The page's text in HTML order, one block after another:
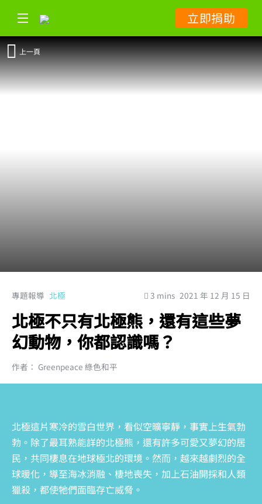
立即捐助
上一頁
專題報導 北極 3 mins 2021 年 12 月 15 日
北極不只有北極熊，還有這些夢
幻動物，你都認識嗎？
作者： Greenpeace 綠色和平
北極這片寒冷的雪白世界，看似空曠寧靜，事實上生氣勃
勃。除了最耳熟能詳的北極熊，還有許多可愛又夢幻的居
民，共同棲息在地球極北的環境。然而，越來越劇烈的全
球暖化，導至海冰消融、棲地喪失，加上石油開採和人類
獵殺，都使牠們面臨存亡威脅。